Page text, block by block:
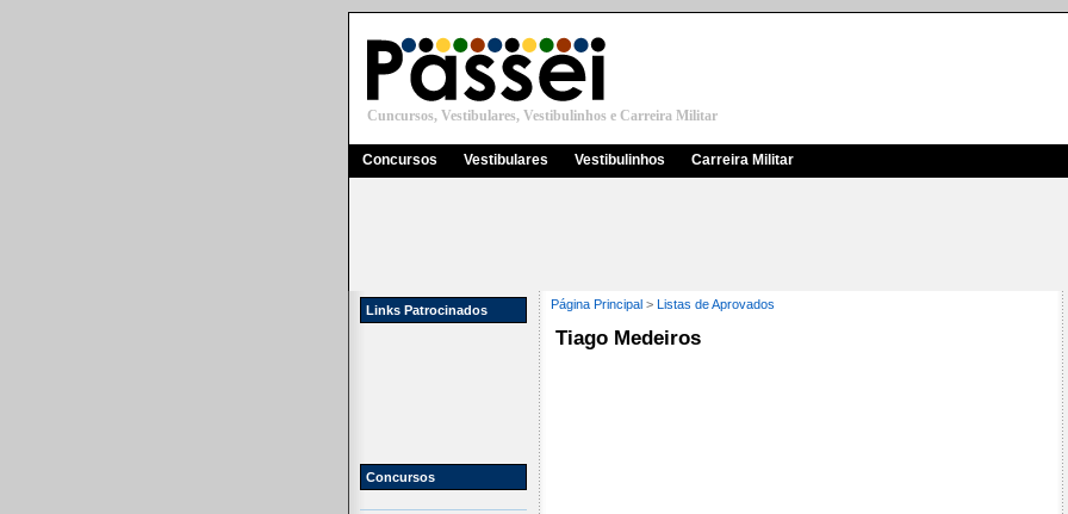
Cuncursos, Vestibulares, Vestibulinhos e Carreira Militar
Concursos Vestibulares Vestibulinhos Carreira Militar
Links Patrocinados
Concursos
Página Principal > Listas de Aprovados
Tiago Medeiros